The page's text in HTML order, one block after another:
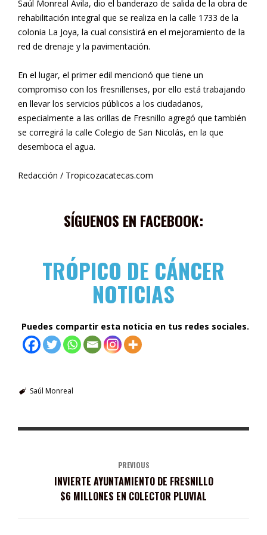
Saúl Monreal Ávila, dio el banderazo de salida de la obra de
rehabilitación integral que se realiza en la calle 1733 de la
colonia La Joya, la cual consistirá en el mejoramiento de la
red de drenaje y la pavimentación.
En el lugar, el primer edil mencionó que tiene un
compromiso con los fresnillenses, por ello está trabajando
en llevar los servicios públicos a los ciudadanos,
especialmente a las orillas de Fresnillo agregó que también
se corregirá la calle Colegio de San Nicolás, en la que
desemboca el agua.
Redacción / Tropicozacatecas.com
SÍGUENOS EN FACEBOOK:
TRÓPICO DE CÁNCER
NOTICIAS
Puedes compartir esta noticia en tus redes sociales.
Saúl Monreal
PREVIOUS
INVIERTE AYUNTAMIENTO DE FRESNILLO
$6 MILLONES EN COLECTOR PLUVIAL